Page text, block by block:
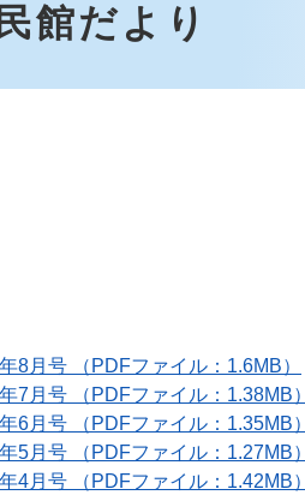
館だより
8月号 （PDFファイル：1.6MB）
7月号 （PDFファイル：1.38MB）
6月号 （PDFファイル：1.35MB）
5月号 （PDFファイル：1.27MB）
4月号 （PDFファイル：1.42MB）